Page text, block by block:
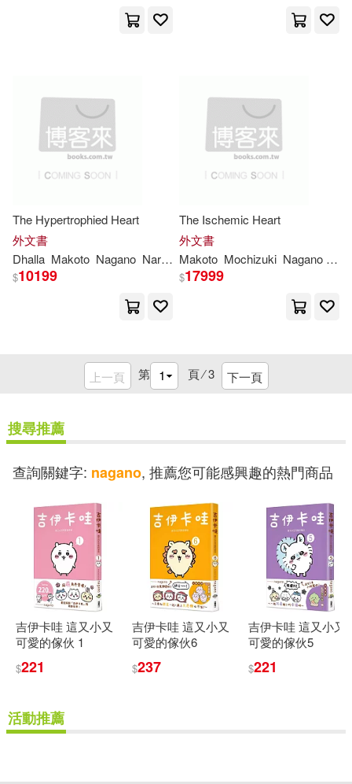
The Hypertrophied Heart
外文書
Dhalla Makoto Nagano Naranjan S. Nobuakira Takeda
$10199
The Ischemic Heart
外文書
Makoto Mochizuki Nagano
$17999
上一頁 第 頁 ⁄3 下一頁
搜尋推薦
查詢關鍵字: nagano, 推薦您可能感興趣的熱門商品
吉伊卡哇 這又小又
可愛的傢伙 1
$221
吉伊卡哇 這又小又
可愛的傢伙6
$237
吉伊卡哇 這又小又
可愛的傢伙5
$221
活動推薦